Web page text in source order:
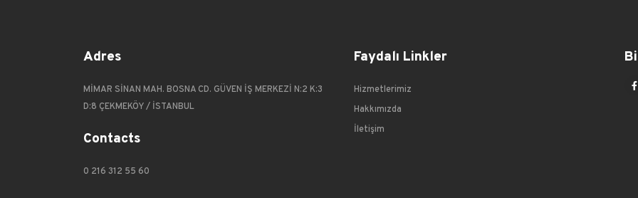
Adres
MİMAR SİNAN MAH. BOSNA CD. GÜVEN İŞ MERKEZİ N:2 K:3
D:8 ÇEKMEKÖY / İSTANBUL
Contacts
0 216 312 55 60
Faydalı Linkler
Hizmetlerimiz
Hakkımızda
İletişim